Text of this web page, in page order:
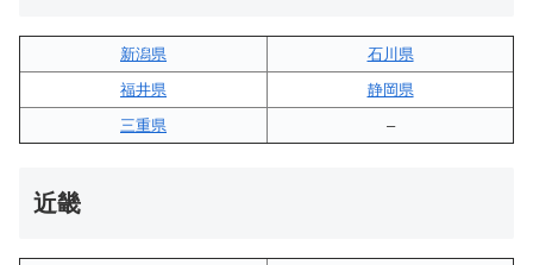
新潟県
石川県
福井県
静岡県
三重県
–
近畿